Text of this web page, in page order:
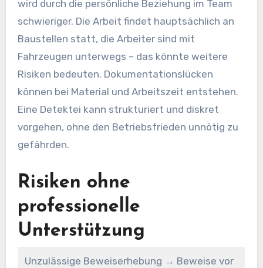
wird durch die persönliche Beziehung im Team
schwieriger. Die Arbeit findet hauptsächlich an
Baustellen statt, die Arbeiter sind mit
Fahrzeugen unterwegs – das könnte weitere
Risiken bedeuten. Dokumentationslücken
können bei Material und Arbeitszeit entstehen.
Eine Detektei kann strukturiert und diskret
vorgehen, ohne den Betriebsfrieden unnötig zu
gefährden.
Risiken ohne
professionelle
Unterstützung
Unzulässige Beweiserhebung → Beweise vor